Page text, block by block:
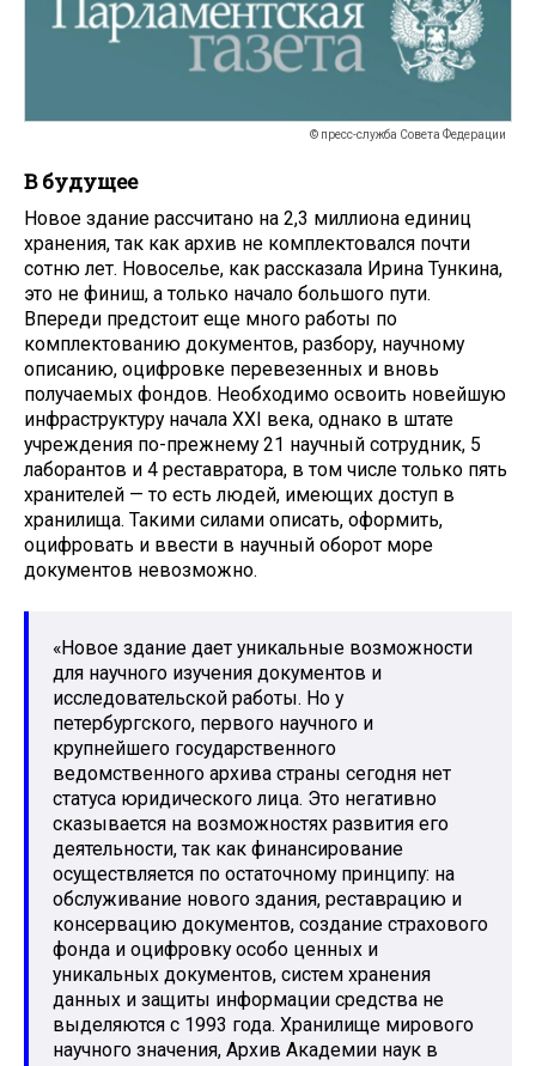
© пресс-служба Совета Федерации
В будущее
Новое здание рассчитано на 2,3 миллиона единиц
хранения, так как архив не комплектовался почти
сотню лет. Новоселье, как рассказала Ирина Тункина,
это не финиш, а только начало большого пути.
Впереди предстоит еще много работы по
комплектованию документов, разбору, научному
описанию, оцифровке перевезенных и вновь
получаемых фондов. Необходимо освоить новейшую
инфраструктуру начала XXI века, однако в штате
учреждения по-прежнему 21 научный сотрудник, 5
лаборантов и 4 реставратора, в том числе только пять
хранителей — то есть людей, имеющих доступ в
хранилища. Такими силами описать, оформить,
оцифровать и ввести в научный оборот море
документов невозможно.
«Новое здание дает уникальные возможности
для научного изучения документов и
исследовательской работы. Но у
петербургского, первого научного и
крупнейшего государственного
ведомственного архива страны сегодня нет
статуса юридического лица. Это негативно
сказывается на возможностях развития его
деятельности, так как финансирование
осуществляется по остаточному принципу: на
обслуживание нового здания, реставрацию и
консервацию документов, создание страхового
фонда и оцифровку особо ценных и
уникальных документов, систем хранения
данных и защиты информации средства не
выделяются с 1993 года. Хранилище мирового
научного значения, Архив Академии наук в